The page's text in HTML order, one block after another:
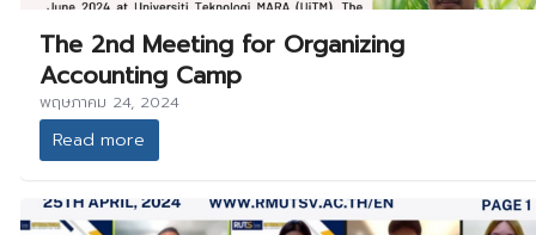
The 2nd Meeting for Organizing
Accounting Camp
พฤษภาคม 24, 2024
Read more